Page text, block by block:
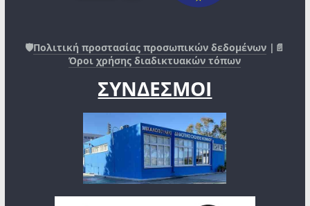
🛡️Πολιτική προστασίας προσωπικών δεδομένων |📄
Όροι χρήσης διαδικτυακών τόπων
ΣΥΝΔΕΣΜΟΙ